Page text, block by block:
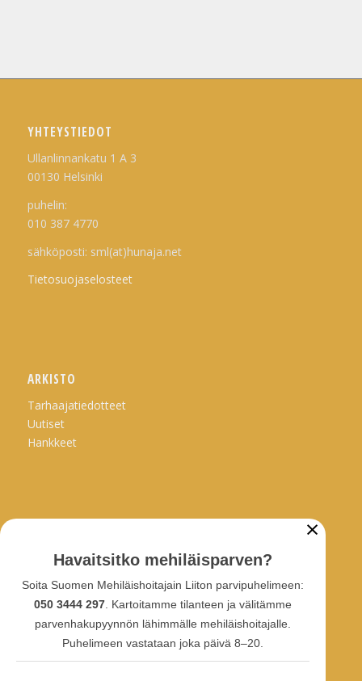
YHTEYSTIEDOT
Ullanlinnankatu 1 A 3
00130 Helsinki
puhelin:
010 387 4770
sähköposti: sml(at)hunaja.net
Tietosuojaselosteet
ARKISTO
Tarhaajatiedotteet
Uutiset
Hankkeet
Facebook-ryhmä
Facebook-sivu
Facebook-profiili
Youtube
Havaitsitko mehiläisparven?
Soita Suomen Mehiläishoitajain Liiton parvipuhelimeen:
050 3444 297 . Kartoitamme tilanteen ja välitämme
parvenhakupyynnön lähimmälle mehiläishoitajalle.
Puhelimeen vastataan joka päivä 8–20.
×